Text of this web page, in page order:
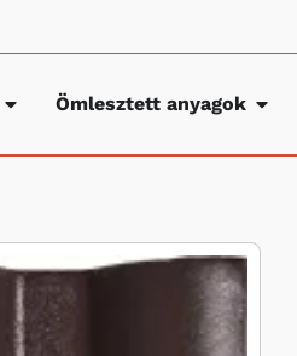
Ömlesztett anyagok